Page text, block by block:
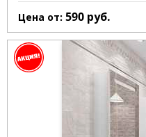
Цена от: 590 руб.